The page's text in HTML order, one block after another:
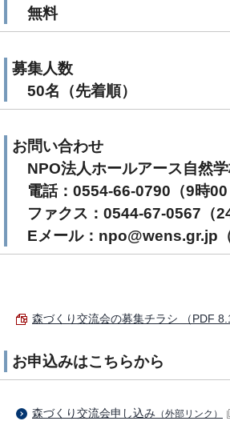
無料
募集人数
50名（先着順）
お問い合わせ
NPO法人ホールアース自然
電話：0554-66-0790（9時00
ファクス：0544-67-0567（24
Eメール：npo@wens.gr.jp（
森づくり交流会の募集チラシ （PDF
お申込みはこちらから
森づくり交流会申し込み （外部リンク）